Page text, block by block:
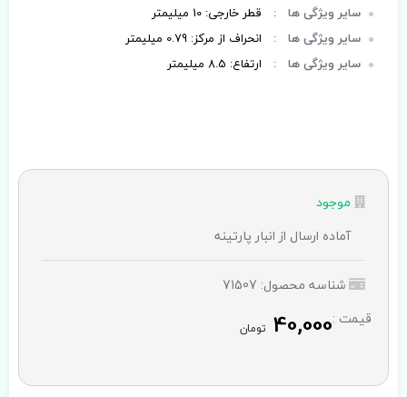
سایر ویژگی ها :
قطر خارجی: 10 میلیمتر
سایر ویژگی ها :
انحراف از مرکز: 0.79 میلیمتر
سایر ویژگی ها : ارتفاع: 8.5 میلیمتر
موجود
آماده ارسال از انبار پارتینه
شناسه محصول: 71507
قیمت :40,000 تومان